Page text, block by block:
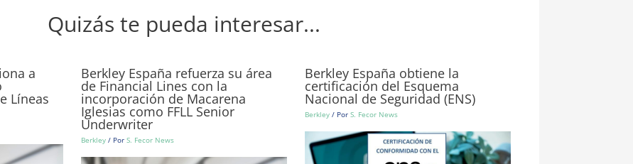
Quizás te pueda interesar...
a
Líneas
Berkley España refuerza su área
de Financial Lines con la
incorporación de Macarena
Iglesias como FFLL Senior
Underwriter
Berkley / Por S. Fecor News
Berkley España obtiene la
certificación del Esquema
Nacional de Seguridad (ENS)
Berkley / Por S. Fecor News